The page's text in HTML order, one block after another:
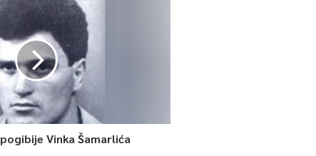
Vinka Šamarlića